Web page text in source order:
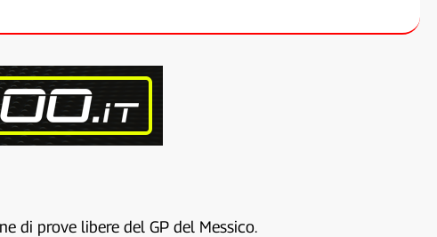
di prove libere del GP del Messico.